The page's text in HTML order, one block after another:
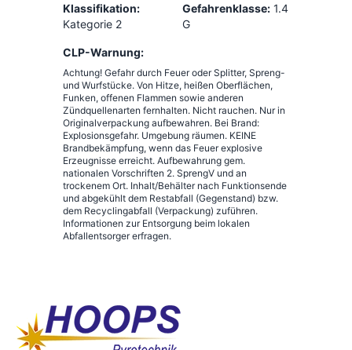
Klassifikation:
Kategorie 2
Gefahrenklasse: 1.4
G
CLP-Warnung:
Achtung! Gefahr durch Feuer oder Splitter, Spreng-
und Wurfstücke. Von Hitze, heißen Oberflächen,
Funken, offenen Flammen sowie anderen
Zündquellenarten fernhalten. Nicht rauchen. Nur in
Originalverpackung aufbewahren. Bei Brand:
Explosionsgefahr. Umgebung räumen. KEINE
Brandbekämpfung, wenn das Feuer explosive
Erzeugnisse erreicht. Aufbewahrung gem.
nationalen Vorschriften 2. SprengV und an
trockenem Ort. Inhalt/Behälter nach Funktionsende
und abgekühlt dem Restabfall (Gegenstand) bzw.
dem Recyclingabfall (Verpackung) zuführen.
Informationen zur Entsorgung beim lokalen
Abfallentsorger erfragen.